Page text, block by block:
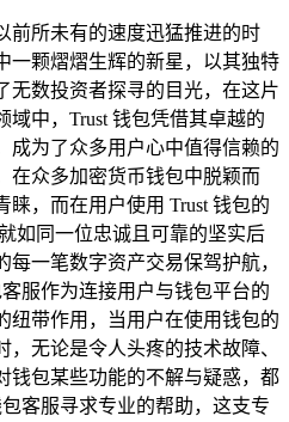
前所未有的速度迅猛推进的时
一颗熠熠生辉的新星，以其独特
无数投资者探寻的目光，在这片
域中，Trust 钱包凭借其卓越的
成为了众多用户心中值得信赖的
在众多加密货币钱包中脱颖而
，而在用户使用 Trust 钱包的
如同一位忠诚且可靠的坚实后
一笔数字资产交易保驾护航，
服作为连接用户与钱包平台的
纽带作用，当用户在使用钱包的
无论是令人头疼的技术故障、
钱包某些功能的不解与疑惑，都
客服寻求专业的帮助，这支专